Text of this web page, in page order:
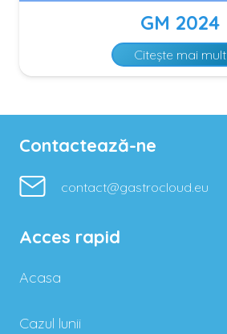
GM 2024
Citește mai mult
Contactează-ne
contact@gastrocloud.eu
Acces rapid
Acasa
Cazul lunii